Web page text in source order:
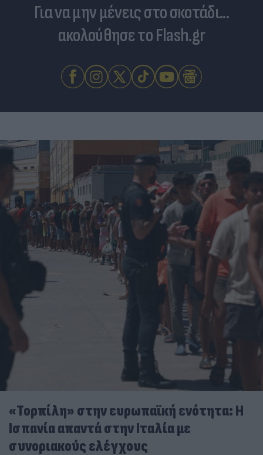
Για να μην μένεις στο σκοτάδι...
ακολούθησε το Flash.gr
«Τορπίλη» στην ευρωπαϊκή ενότητα: Η
Ισπανία απαντά στην Ιταλία με
συνοριακούς ελέγχους